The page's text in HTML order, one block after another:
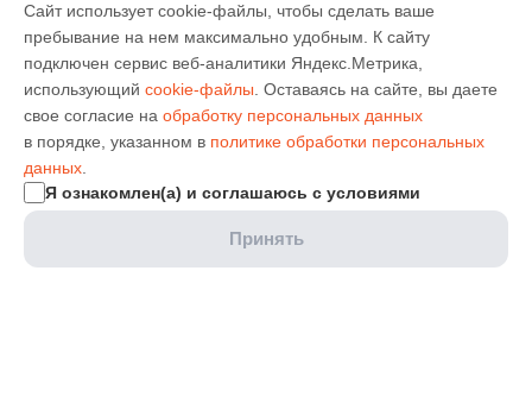
Сайт использует cookie-файлы, чтобы сделать ваше
пребывание на нем максимально удобным. К cайту
подключен сервис веб-аналитики Яндекс.Метрика,
использующий cookie-файлы . Оставаясь на сайте, вы даете
свое согласие на обработку персональных данных
в порядке, указанном в политике обработки персональных
данных
Я ознакомлен(а) и соглашаюсь с условиями
Принять